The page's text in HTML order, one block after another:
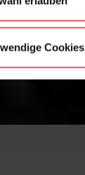
Cookies